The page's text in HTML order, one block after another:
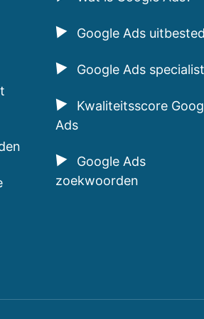
Google Ads
Google Ads
Kwaliteitsscore
Ads
Google Ads
zoekwoorden